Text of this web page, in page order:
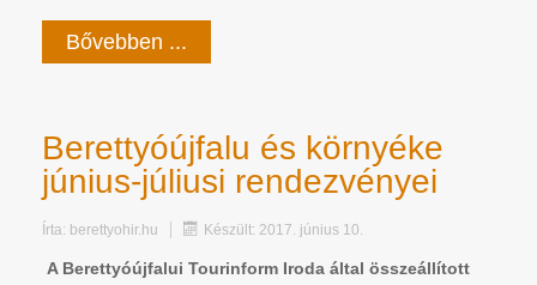
Bővebben ...
Berettyóújfalu és környéke
június-júliusi rendezvényei
Írta: berettyohir.hu Készült: 2017. június 10.
A Berettyóújfalui Tourinform Iroda által összeállított